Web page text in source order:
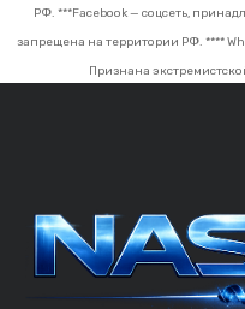
РФ. ***Facebook — соцсеть,
запрещена на территории РФ. ****
Признана